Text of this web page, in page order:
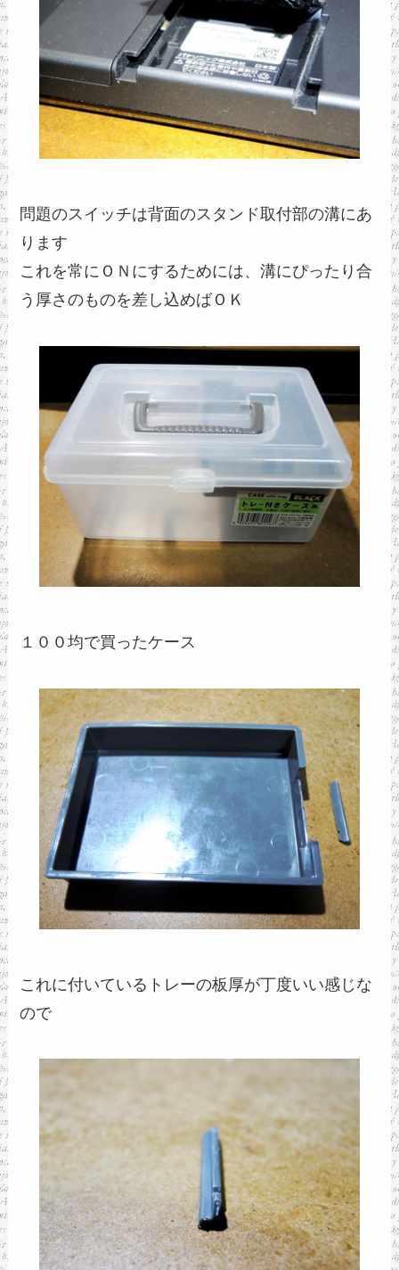
問題のスイッチは背面のスタンド取付部の溝にあ
ります
これを常にＯＮにするためには、溝にぴったり合
う厚さのものを差し込めばＯＫ
１００均で買ったケース
これに付いているトレーの板厚が丁度いい感じな
ので